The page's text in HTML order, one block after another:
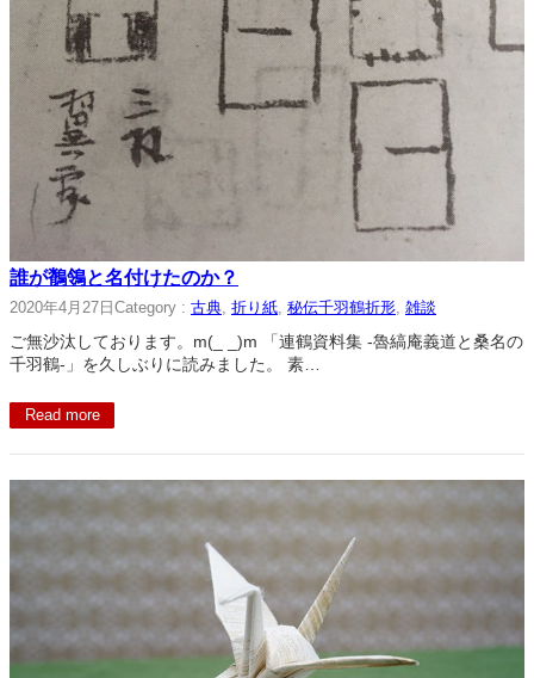
誰が鶺鴒と名付けたのか？
2020年4月27日 Category : 古典, 折り紙, 秘伝千羽鶴折形, 雑談
ご無沙汰しております。m(_ _)m 「連鶴資料集 -魯縞庵義道と桑名の
千羽鶴-」を久しぶりに読みました。 素…
Read more